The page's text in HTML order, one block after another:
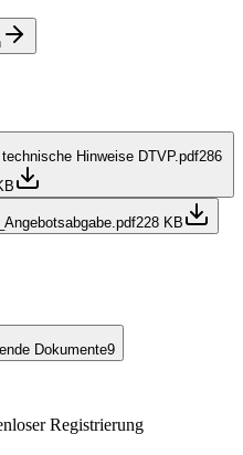
Hinweise DTVP.pdf286
228 KB
Dokumente9
Registrierung